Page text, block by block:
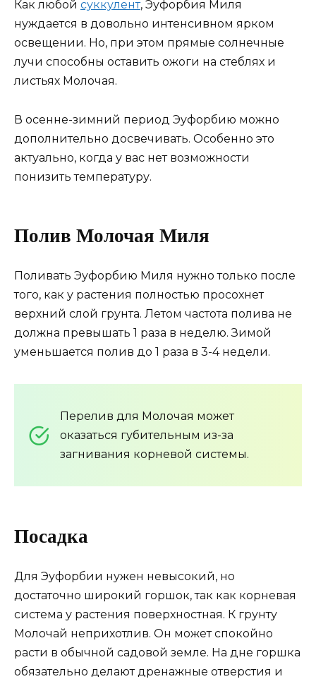
Как любой суккулент, Эуфорбия Миля
нуждается в довольно интенсивном ярком
освещении. Но, при этом прямые солнечные
лучи способны оставить ожоги на стеблях и
листьях Молочая.
В осенне-зимний период Эуфорбию можно
дополнительно досвечивать. Особенно это
актуально, когда у вас нет возможности
понизить температуру.
Полив Молочая Миля
Поливать Эуфорбию Миля нужно только после
того, как у растения полностью просохнет
верхний слой грунта. Летом частота полива не
должна превышать 1 раза в неделю. Зимой
уменьшается полив до 1 раза в 3-4 недели.
Перелив для Молочая может
оказаться губительным из-за
загнивания корневой системы.
Посадка
Для Эуфорбии нужен невысокий, но
достаточно широкий горшок, так как корневая
система у растения поверхностная. К грунту
Молочай неприхотлив. Он может спокойно
расти в обычной садовой земле. На дне горшка
обязательно делают дренажные отверстия и